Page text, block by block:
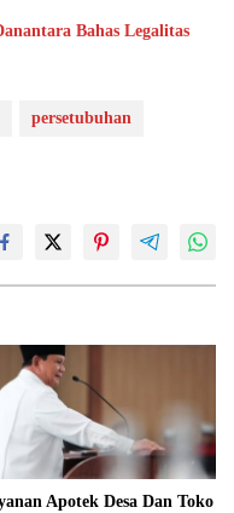
Bahas Legalitas
persetubuhan
Apotek Desa Dan Toko